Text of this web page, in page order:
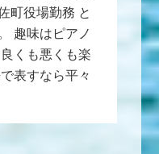
町役場勤務 と
趣味はピアノ
くも悪くも楽
表すなら平々